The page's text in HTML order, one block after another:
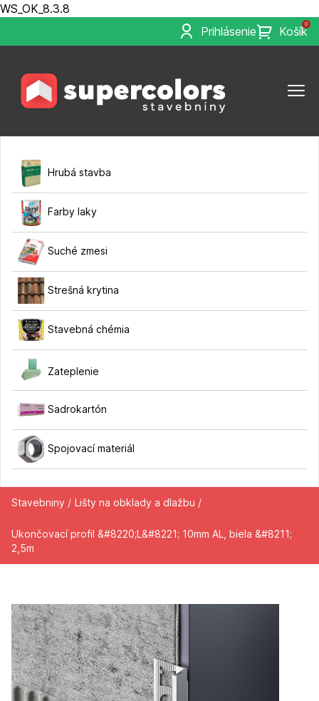
WS_OK_8.3.8
Prihlásenie
0
Košík
Hrubá stavba
Farby laky
Suché zmesi
Strešná krytina
Stavebná chémia
Zateplenie
Sadrokartón
Spojovací materiál
Stavebniny / Lišty na obklady a dlažbu /
Ukončovací profil &#8220;L&#8221; 10mm AL, biela &#8211;
2,5m